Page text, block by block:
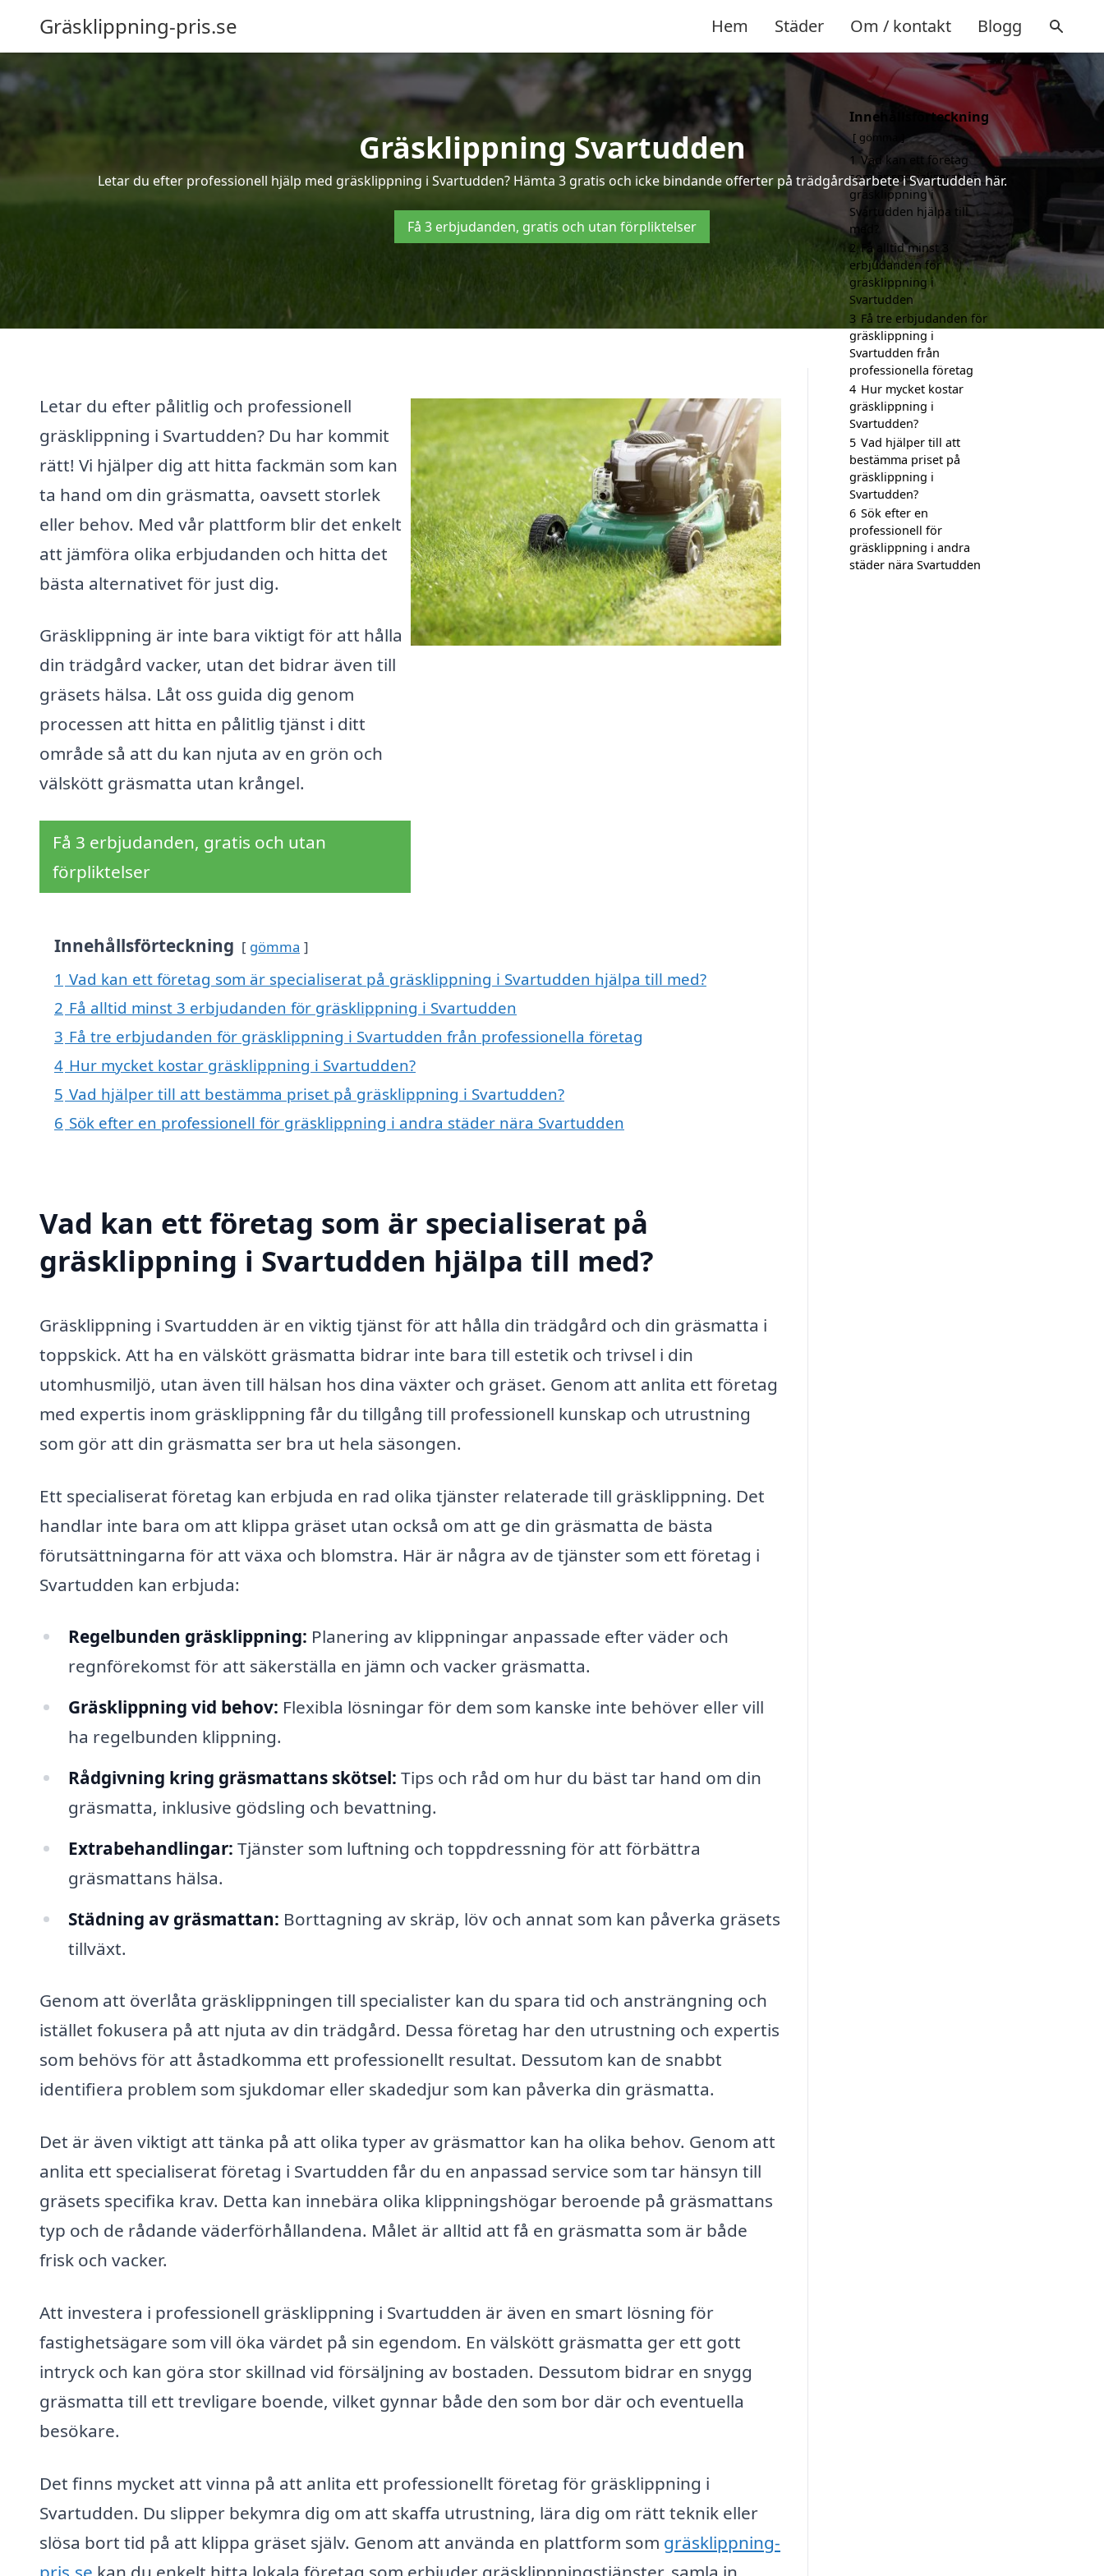
Gräsklippning-pris.se Hem Städer Om / kontakt Blogg
Gräsklippning Svartudden
Letar du efter professionell hjälp med gräsklippning i Svartudden? Hämta 3 gratis och icke bindande offerter på trädgårdsarbete i Svartudden här.
Få 3 erbjudanden, gratis och utan förpliktelser
Letar du efter pålitlig och professionell
gräsklippning i Svartudden? Du har kommit
rätt! Vi hjälper dig att hitta fackmän som kan
ta hand om din gräsmatta, oavsett storlek
eller behov. Med vår plattform blir det enkelt
att jämföra olika erbjudanden och hitta det
bästa alternativet för just dig.
Gräsklippning är inte bara viktigt för att hålla
din trädgård vacker, utan det bidrar även till
gräsets hälsa. Låt oss guida dig genom
processen att hitta en pålitlig tjänst i ditt
område så att du kan njuta av en grön och
välskött gräsmatta utan krångel.
Få 3 erbjudanden, gratis och utan
förpliktelser
Innehållsförteckning gömma
1 Vad kan ett företag som är specialiserat på gräsklippning i Svartudden hjälpa till med?
2 Få alltid minst 3 erbjudanden för gräsklippning i Svartudden
3 Få tre erbjudanden för gräsklippning i Svartudden från professionella företag
4 Hur mycket kostar gräsklippning i Svartudden?
5 Vad hjälper till att bestämma priset på gräsklippning i Svartudden?
6 Sök efter en professionell för gräsklippning i andra städer nära Svartudden
Vad kan ett företag som är specialiserat på
gräsklippning i Svartudden hjälpa till med?
Gräsklippning i Svartudden är en viktig tjänst för att hålla din trädgård och din gräsmatta i
toppskick. Att ha en välskött gräsmatta bidrar inte bara till estetik och trivsel i din
utomhusmiljö, utan även till hälsan hos dina växter och gräset. Genom att anlita ett företag
med expertis inom gräsklippning får du tillgång till professionell kunskap och utrustning
som gör att din gräsmatta ser bra ut hela säsongen.
Ett specialiserat företag kan erbjuda en rad olika tjänster relaterade till gräsklippning. Det
handlar inte bara om att klippa gräset utan också om att ge din gräsmatta de bästa
förutsättningarna för att växa och blomstra. Här är några av de tjänster som ett företag i
Svartudden kan erbjuda:
Regelbunden gräsklippning: Planering av klippningar anpassade efter väder och
regnförekomst för att säkerställa en jämn och vacker gräsmatta.
Gräsklippning vid behov: Flexibla lösningar för dem som kanske inte behöver eller vill
ha regelbunden klippning.
Rådgivning kring gräsmattans skötsel: Tips och råd om hur du bäst tar hand om din
gräsmatta, inklusive gödsling och bevattning.
Extrabehandlingar: Tjänster som luftning och toppdressning för att förbättra
gräsmattans hälsa.
Städning av gräsmattan: Borttagning av skräp, löv och annat som kan påverka gräsets
tillväxt.
Genom att överlåta gräsklippningen till specialister kan du spara tid och ansträngning och
istället fokusera på att njuta av din trädgård. Dessa företag har den utrustning och expertis
som behövs för att åstadkomma ett professionellt resultat. Dessutom kan de snabbt
identifiera problem som sjukdomar eller skadedjur som kan påverka din gräsmatta.
Det är även viktigt att tänka på att olika typer av gräsmattor kan ha olika behov. Genom att
anlita ett specialiserat företag i Svartudden får du en anpassad service som tar hänsyn till
gräsets specifika krav. Detta kan innebära olika klippningshögar beroende på gräsmattans
typ och de rådande väderförhållandena. Målet är alltid att få en gräsmatta som är både
frisk och vacker.
Att investera i professionell gräsklippning i Svartudden är även en smart lösning för
fastighetsägare som vill öka värdet på sin egendom. En välskött gräsmatta ger ett gott
intryck och kan göra stor skillnad vid försäljning av bostaden. Dessutom bidrar en snygg
gräsmatta till ett trevligare boende, vilket gynnar både den som bor där och eventuella
besökare.
Det finns mycket att vinna på att anlita ett professionellt företag för gräsklippning i
Svartudden. Du slipper bekymra dig om att skaffa utrustning, lära dig om rätt teknik eller
slösa bort tid på att klippa gräset själv. Genom att använda en plattform som gräsklippning-
Innehållsförteckning
gömma
1 Vad kan ett företag
som är specialiserat på
gräsklippning i
Svartudden hjälpa till
med?
2 Få alltid minst 3
erbjudanden för
gräsklippning i
Svartudden
3 Få tre erbjudanden för
gräsklippning i
Svartudden från
professionella företag
4 Hur mycket kostar
gräsklippning i
Svartudden?
5 Vad hjälper till att
bestämma priset på
gräsklippning i
Svartudden?
6 Sök efter en
professionell för
gräsklippning i andra
städer nära Svartudden